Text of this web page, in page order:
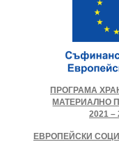
ПРОГРАМА
МАТЕРИАЛНО
2021 –
ЕВРОПЕЙСКИ